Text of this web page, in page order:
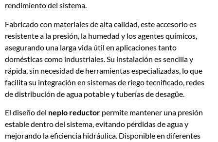
rendimiento del sistema.
Fabricado con materiales de alta calidad, este accesorio es
resistente a la presión, la humedad y los agentes químicos,
asegurando una larga vida útil en aplicaciones tanto
domésticas como industriales. Su instalación es sencilla y
rápida, sin necesidad de herramientas especializadas, lo que
facilita su integración en sistemas de riego tecnificado, redes
de distribución de agua potable y tuberías de desagüe.
El diseño del neplo reductor permite mantener una presión
estable dentro del sistema, evitando pérdidas de agua y
mejorando la eficiencia hidráulica. Disponible en diferentes